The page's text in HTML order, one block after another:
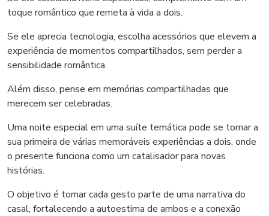
toque romântico que remeta à vida a dois.
Se ele aprecia tecnologia, escolha acessórios que elevem a
experiência de momentos compartilhados, sem perder a
sensibilidade romântica.
Além disso, pense em memórias compartilhadas que
merecem ser celebradas.
Uma noite especial em uma suíte temática pode se tornar a
sua primeira de várias memoráveis experiências a dois, onde
o presente funciona como um catalisador para novas
histórias.
O objetivo é tornar cada gesto parte de uma narrativa do
casal, fortalecendo a autoestima de ambos e a conexão